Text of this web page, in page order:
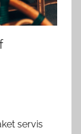
servis